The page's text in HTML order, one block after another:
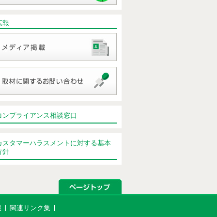
報
ンプライアンス相談窓口
スタマーハラスメントに対する基本
針
関連リンク集